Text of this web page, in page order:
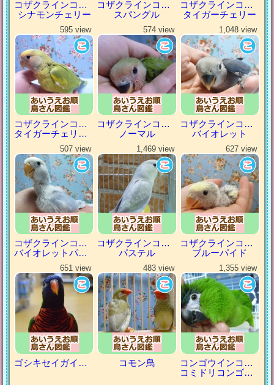
コザクラインコ（小桜インコ）
シナモンチェリー
コザクラインコ（小桜インコ）
スパングル
コザクラインコ（小桜インコ）
タイガーチェリー
595 view
コザクラインコ（小桜インコ）
タイガーチェリーパイド
574 view
コザクラインコ（小桜インコ）
ノーマル
1,048 view
コザクラインコ（小桜インコ）
バイオレット
507 view
コザクラインコ（小桜インコ）
バイオレットパイド
1,469 view
コザクラインコ（小桜インコ）
パステル
627 view
コザクラインコ（小桜インコ）
ブルーパイド
651 view
ゴシキセイガイインコ
483 view
コモン鳥
1,355 view
コンゴウインコの仲間
コミドリコンゴウインコ